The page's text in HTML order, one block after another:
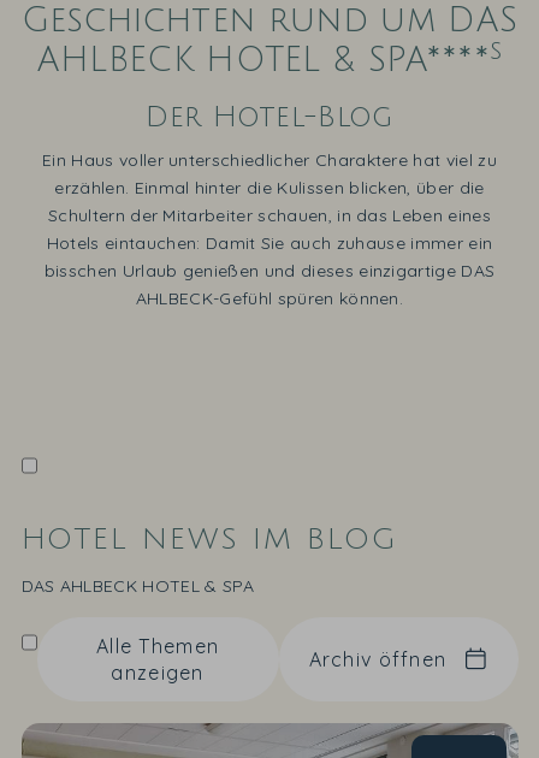
Geschichten rund um DAS
AHLBECK HOTEL & SPA****s
Der Hotel-Blog
Ein Haus voller unterschiedlicher Charaktere hat viel zu
erzählen. Einmal hinter die Kulissen blicken, über die
Schultern der Mitarbeiter schauen, in das Leben eines
Hotels eintauchen: Damit Sie auch zuhause immer ein
bisschen Urlaub genießen und dieses einzigartige DAS
AHLBECK-Gefühl spüren können.
HOTEL NEWS IM BLOG
DAS AHLBECK HOTEL & SPA
Alle Themen
anzeigen
Archiv öffnen